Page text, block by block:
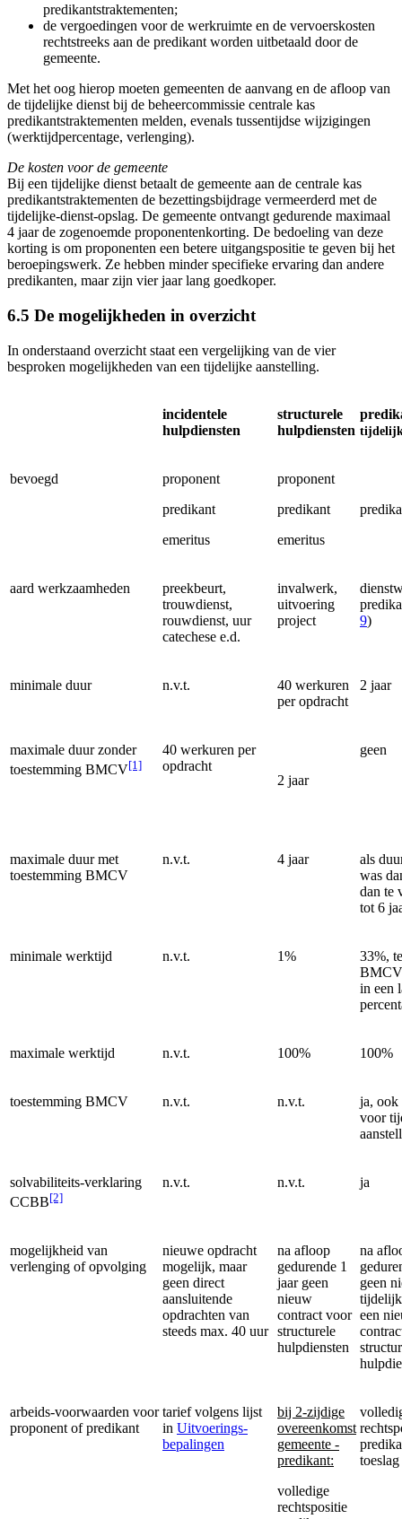
predikantstraktementen;
de vergoedingen voor de werkruimte en de vervoerskosten
rechtstreeks aan de predikant worden uitbetaald door de
gemeente.
Met het oog hierop moeten gemeenten de aanvang en de afloop van
de tijdelijke dienst bij de beheercommissie centrale kas
predikantstraktementen melden, evenals tussentijdse wijzigingen
(werktijdpercentage, verlenging).
De kosten voor de gemeente
Bij een tijdelijke dienst betaalt de gemeente aan de centrale kas
predikantstraktementen de bezettingsbijdrage vermeerderd met de
tijdelijke-dienst-opslag. De gemeente ontvangt gedurende maximaal
4 jaar de zogenoemde proponentenkorting. De bedoeling van deze
korting is om proponenten een betere uitgangspositie te geven bij het
beroepingswerk. Ze hebben minder specifieke ervaring dan andere
predikanten, maar zijn vier jaar lang goedkoper.
6.5 De mogelijkheden in overzicht
In onderstaand overzicht staat een vergelijking van de vier
besproken mogelijkheden van een tijdelijke aanstelling.
incidentele
hulpdiensten
structurele
hulpdiensten
bevoegd
proponent
predikant
emeritus
proponent
predikant
emeritus
aard werkzaamheden
preekbeurt,
trouwdienst,
rouwdienst, uur
catechese e.d.
invalwerk,
uitvoering
project
9)
minimale duur n.v.t.
40 werkuren
per opdracht
2 jaar
maximale duur zonder
toestemming BMCV[1]
40 werkuren per
opdracht
2 jaar
geen
maximale duur met
toestemming BMCV
n.v.t. 4 jaar
als
was
dan te
tot 6
minimale werktijd n.v.t. 1%
33%,
BMCV
in een
maximale werktijd n.v.t. 100% 100%
toestemming BMCV n.v.t. n.v.t.
ja, ook
voor
solvabiliteits-verklaring
CCBB[2]
n.v.t. n.v.t. ja
mogelijkheid van
verlenging of opvolging
nieuwe opdracht
mogelijk, maar
geen direct
aansluitende
opdrachten van
steeds max. 40 uur
na afloop
gedurende 1
jaar geen
nieuw
contract voor
structurele
hulpdiensten
na
geen
een
arbeids-voorwaarden voor
proponent of predikant
tarief volgens lijst
in Uitvoerings-
bepalingen
bij 2-zijdige
overeenkomst
gemeente -
predikant:
volledige
rechtspositie
toeslag